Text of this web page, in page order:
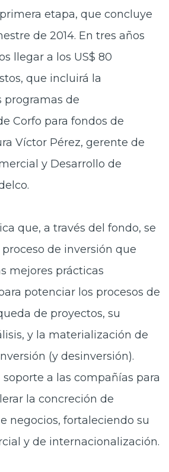
etapa, que concluye
de 2014. En tres años
llegar a los US$ 80
que incluirá la
programas de
Corfo para fondos de
Víctor Pérez, gerente de
y Desarrollo de
que, a través del fondo, se
de inversión que
mejores prácticas
potenciar los procesos de
de proyectos, su
y la materialización de
(y desinversión).
soporte a las compañías para
la concreción de
negocios, fortaleciendo su
y de internacionalización.